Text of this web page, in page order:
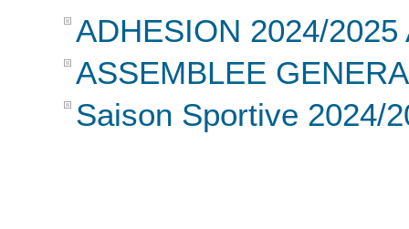
ADHESION 2024/2025
ASSEMBLEE
Saison Sportive 2024/